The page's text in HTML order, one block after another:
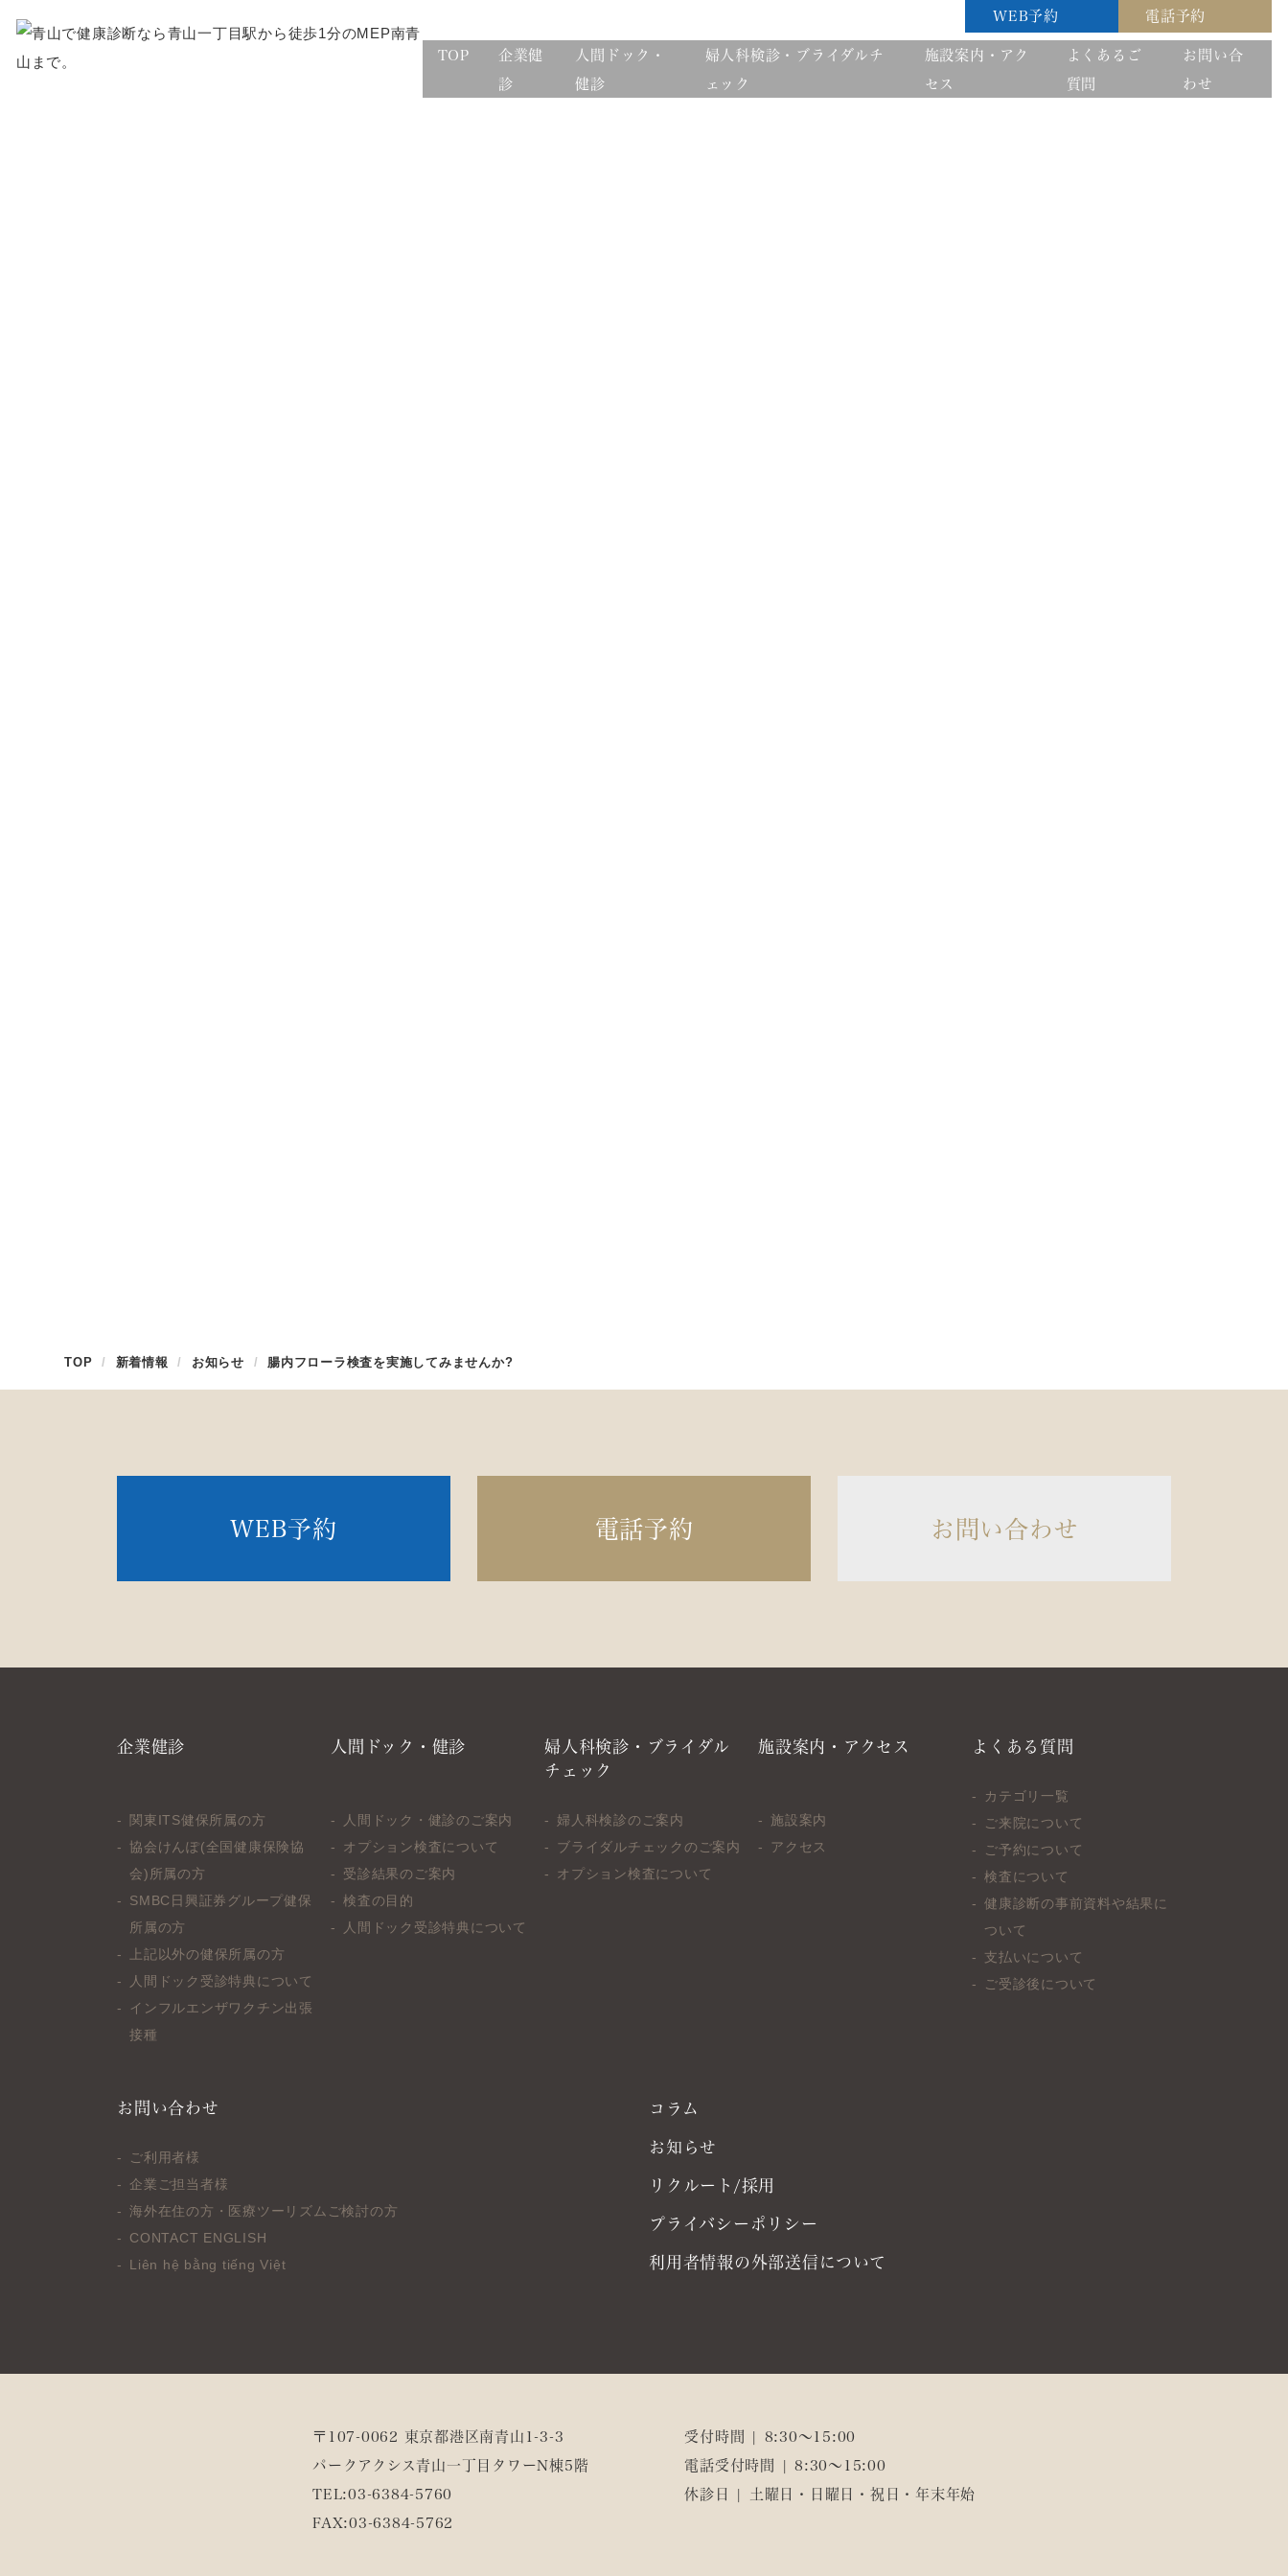
WEB予約 電話予約
TOP
企業健
診
人間ドック・
健診
婦人科検診・ブライダルチ
ェック
施設案内・アク
セス
よくあるご
質問
お問い合
わせ
TOP 新着情報 お知らせ 腸内フローラ検査を実施してみませんか?
WEB予約 電話予約 お問い合わせ
企業健診
関東ITS健保所属の方
協会けんぽ(全国健康保険協
会)所属の方
SMBC日興証券グループ健保
所属の方
上記以外の健保所属の方
人間ドック受診特典について
インフルエンザワクチン出張
接種
人間ドック・健診
人間ドック・健診のご案内
オプション検査について
受診結果のご案内
検査の目的
人間ドック受診特典について
婦人科検診・ブライダル
チェック
婦人科検診のご案内
ブライダルチェックのご案内
オプション検査について
施設案内・アクセス
施設案内
アクセス
よくある質問
カテゴリ一覧
ご来院について
ご予約について
検査について
健康診断の事前資料や結果に
ついて
支払いについて
ご受診後について
お問い合わせ
ご利用者様
企業ご担当者様
海外在住の方・医療ツーリズムご検討の方
CONTACT ENGLISH
Liên hệ bằng tiếng Việt
コラム
お知らせ
リクルート/採用
プライバシーポリシー
利用者情報の外部送信について
〒107-0062 東京都港区南青山1-3-3
パークアクシス青山一丁目タワーN棟5階
TEL:03-6384-5760
FAX:03-6384-5762
受付時間 | 8:30～15:00
電話受付時間 | 8:30～15:00
休診日 | 土曜日・日曜日・祝日・年末年始